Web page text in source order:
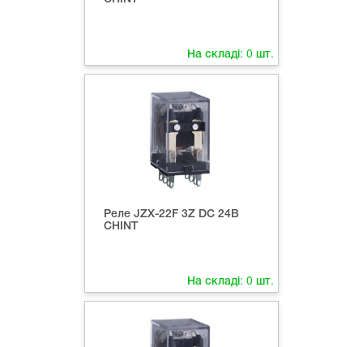
На складі: 0 шт.
Реле JZX-22F 3Z DC 24В
СHINT
На складі: 0 шт.